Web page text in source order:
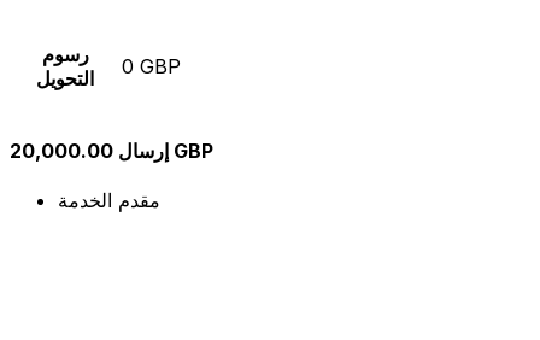
رسوم
التحويل
0 GBP
إرسال 20,000.00 GBP
مقدم الخدمة